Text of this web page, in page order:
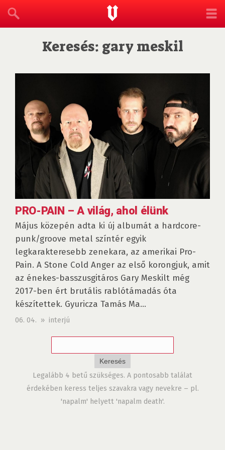
Keresés: gary meskil
PRO-PAIN – A világ, ahol élünk
Május közepén adta ki új albumát a hardcore-
punk/groove metal színtér egyik
legkarakteresebb zenekara, az amerikai Pro-
Pain. A Stone Cold Anger az első korongjuk, amit
az énekes-basszusgitáros Gary Meskilt még
2017-ben ért brutális rablótámadás óta
készítettek. Gyuricza Tamás Ma...
06. 04. » interjú
Legalább 4 betű szükséges. A pontosabb találat
érdekében keress teljes szavakra vagy nevekre – pl.
'napalm' helyett 'napalm death'.